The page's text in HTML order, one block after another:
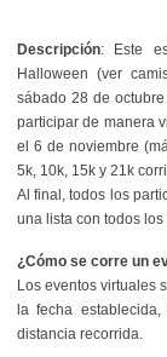
Descripción: Este
Halloween (ver
sábado 28 de
participar de manera
el 6 de noviembre
5k, 10k, 15k y 21k
Al final, todos los
una lista con todos los
¿Cómo se corre un
Los eventos virtuales
la fecha
distancia recorrida.